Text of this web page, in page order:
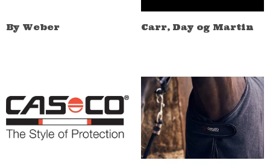
By Weber Carr, Day og Martin